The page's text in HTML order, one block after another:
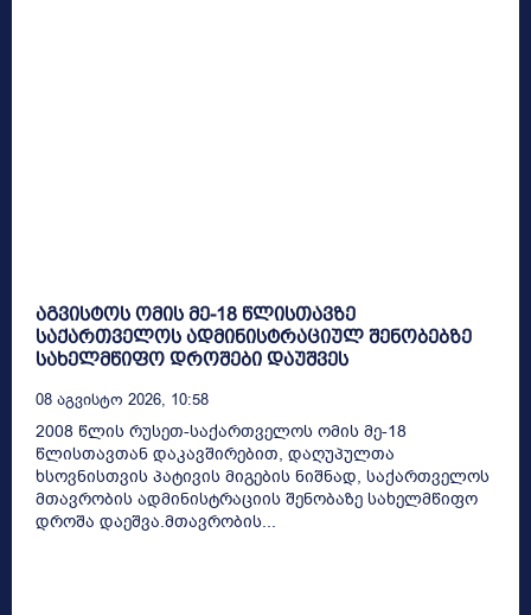
აგვისტოს ომის მე-18 წლისთავზე
საქართველოს ადმინისტრაციულ შენობებზე
სახელმწიფო დროშები დაუშვეს
08 Აგვისტო 2026, 10:58
2008 წლის რუსეთ-საქართველოს ომის მე-18
წლისთავთან დაკავშირებით, დაღუპულთა
ხსოვნისთვის პატივის მიგების ნიშნად, საქართველოს
მთავრობის ადმინისტრაციის შენობაზე სახელმწიფო
დროშა დაეშვა.მთავრობის...